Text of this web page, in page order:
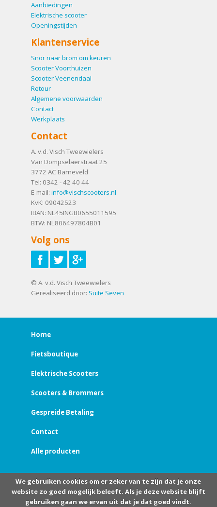
Aanbiedingen
Elektrische scooter
Openingstijden
Klantenservice
Snor naar brom om keuren
Scooter Voorthuizen
Scooter Veenendaal
Retour
Algemene voorwaarden
Contact
Werkplaats
Contact
A. v.d. Visch Tweewielers
Van Dompselaerstraat 25
3772 AC Barneveld
Tel: 0342 - 42 40 44
E-mail: info@vischscooters.nl
KvK: 09042523
IBAN: NL45INGB0655011595
BTW: NL806497804B01
Volg ons
© A. v.d. Visch Tweewielers
Gerealiseerd door: Suite Seven
Home
Fietsboutique
Elektrische Scooters
Scooters & Brommers
Gespreide Betaling
Contact
Alle producten
We gebruiken cookies om er zeker van te zijn dat je onze
website zo goed mogelijk beleeft. Als je deze website blijft
gebruiken gaan we ervan uit dat je dat goed vindt.